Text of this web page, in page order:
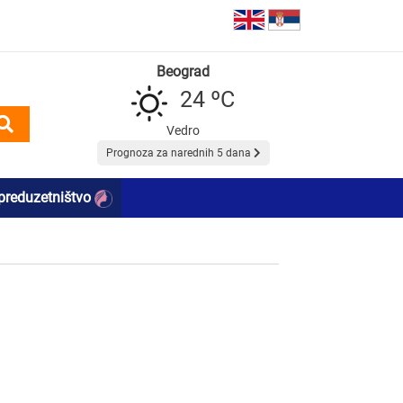
Beograd
24 ºC
Vedro
Prognoza za narednih 5 dana